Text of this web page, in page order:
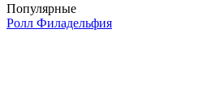
Популярные
Ролл Филадельфия